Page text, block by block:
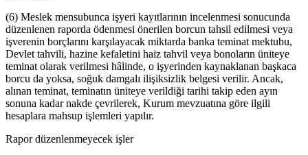
(6) Meslek mensubunca işyeri kayıtlarının incelenmesi sonucunda
düzenlenen raporda ödenmesi önerilen borcun tahsil edilmesi veya
işverenin borçlarını karşılayacak miktarda banka teminat mektubu,
Devlet tahvili, hazine kefaletini haiz tahvil veya bonoların üniteye
teminat olarak verilmesi hâlinde, o işyerinden kaynaklanan başkaca
borcu da yoksa, soğuk damgalı ilişiksizlik belgesi verilir. Ancak,
alınan teminat, teminatın üniteye verildiği tarihi takip eden ayın
sonuna kadar nakde çevrilerek, Kurum mevzuatına göre ilgili
hesaplara mahsup işlemleri yapılır.
Rapor düzenlenmeyecek işler